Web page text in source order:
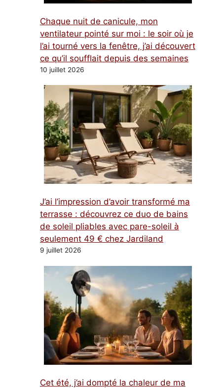
Chaque nuit de canicule, mon
ventilateur pointé sur moi : le soir où je
l’ai tourné vers la fenêtre, j’ai découvert
ce qu’il soufflait depuis des semaines
10 juillet 2026
J’ai l’impression d’avoir transformé ma
terrasse : découvrez ce duo de bains
de soleil pliables avec pare-soleil à
seulement 49 € chez Jardiland
9 juillet 2026
Cet été, j’ai dompté la chaleur de ma